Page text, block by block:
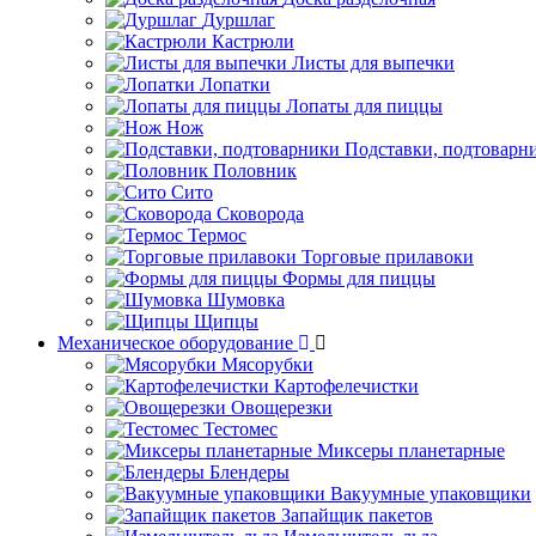
Дуршлаг
Кастрюли
Листы для выпечки
Лопатки
Лопаты для пиццы
Нож
Подставки,
Половник
Сито
Сковорода
Термос
Торговые прилавоки
Формы для пиццы
Шумовка
Щипцы
Механическое оборудование
Мясорубки
Картофелечистки
Овощерезки
Тестомес
Миксеры планетарные
Блендеры
Вакуумные упаковщики
Запайщик пакетов